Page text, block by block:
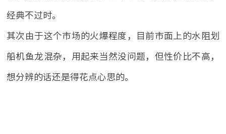
经典不过时。
其次由于这个市场的火爆程度，目前市面上的水阻划
船机鱼龙混杂，用起来当然没问题，但性价比不高，
想分辨的话还是得花点心思的。